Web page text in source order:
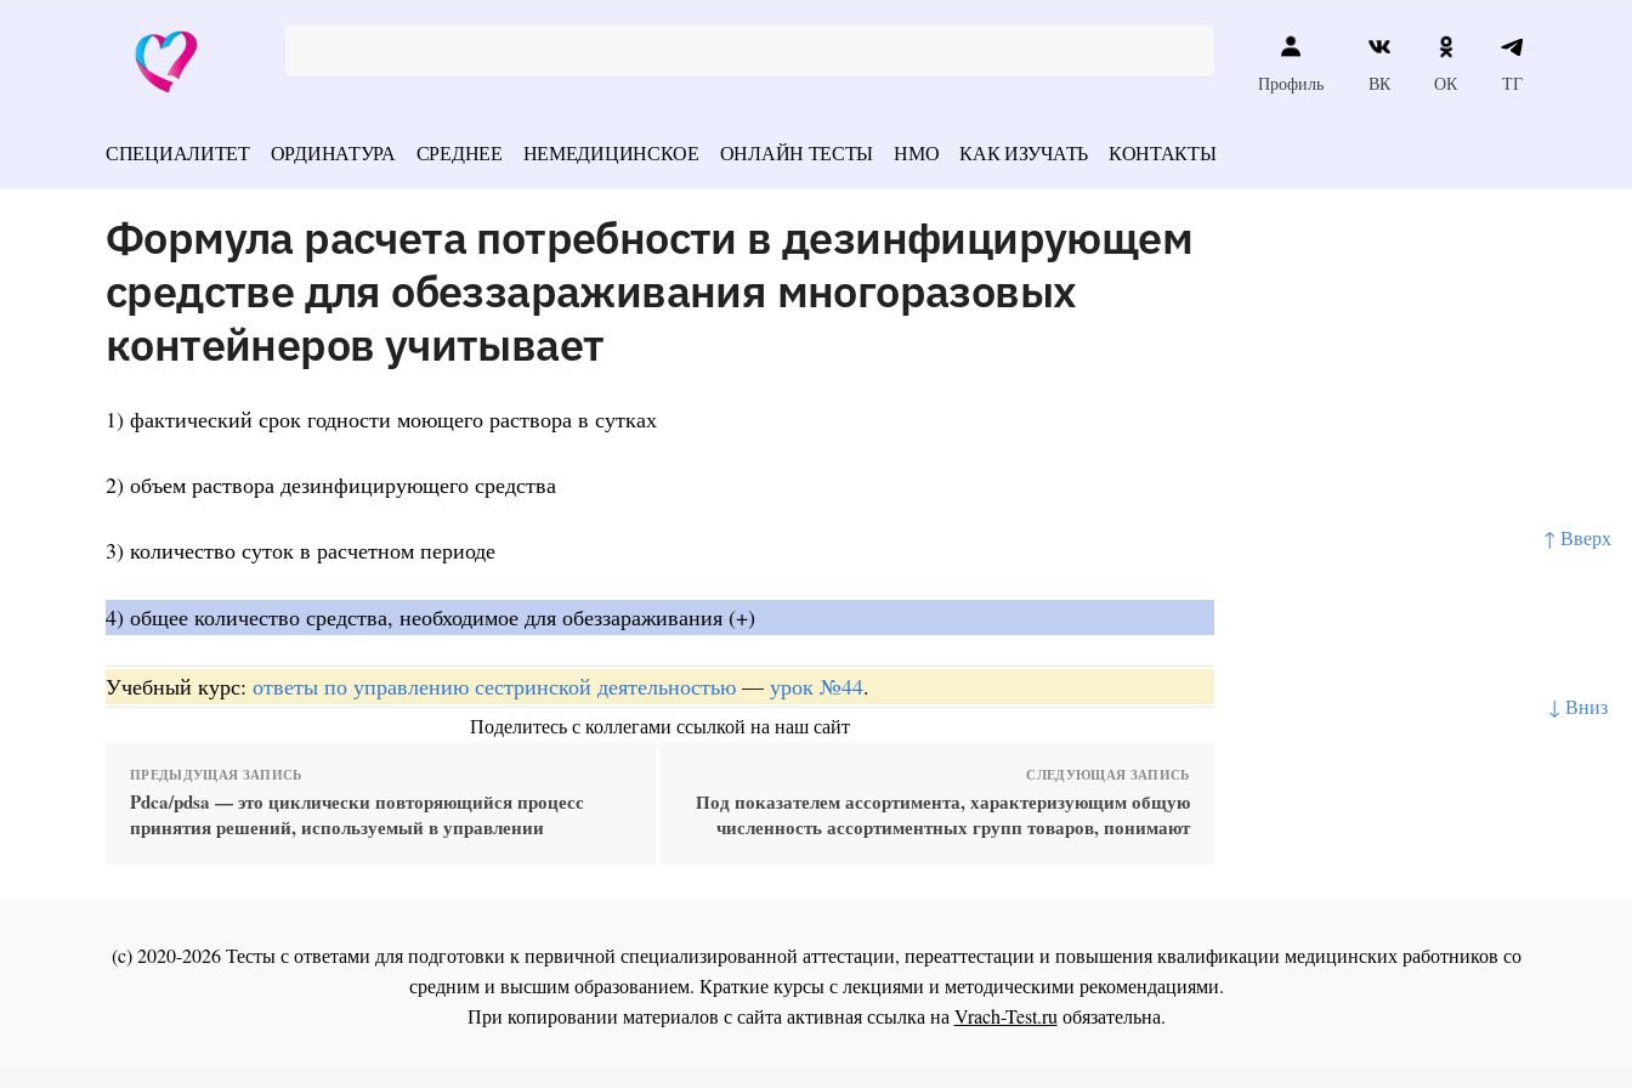
↑ Вверх
↓ Вниз
Профиль ВК ОК ТГ
СПЕЦИАЛИТЕТ ОРДИНАТУРА СРЕДНЕЕ НЕМЕДИЦИНСКОЕ ОНЛАЙН ТЕСТЫ НМО КАК ИЗУЧАТЬ КОНТАКТЫ
Формула расчета потребности в дезинфицирующем
средстве для обеззараживания многоразовых
контейнеров учитывает
1) фактический срок годности моющего раствора в сутках
2) объем раствора дезинфицирующего средства
3) количество суток в расчетном периоде
4) общее количество средства, необходимое для обеззараживания (+)
Учебный курс: ответы по управлению сестринской деятельностью — урок №44.
Поделитесь с коллегами ссылкой на наш сайт
ПРЕДЫДУЩАЯ ЗАПИСЬ
Pdca/pdsa — это циклически повторяющийся процесс
принятия решений, используемый в управлении
СЛЕДУЮЩАЯ ЗАПИСЬ
Под показателем ассортимента, характеризующим общую
численность ассортиментных групп товаров, понимают
(c) 2020-2026 Тесты с ответами для подготовки к первичной специализированной аттестации, переаттестации и повышения квалификации медицинских работников со
средним и высшим образованием. Краткие курсы с лекциями и методическими рекомендациями.
При копировании материалов с сайта активная ссылка наVrach-Test.ruобязательна.